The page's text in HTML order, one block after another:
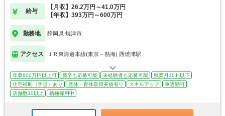
給与
【月収】26.2万円～41.0万円
【年収】393万円～600万円
勤務地 静岡県 焼津市
アクセス ＪＲ東海道本線(東京－熱海) 西焼津駅
年収600万円以上可 新卒も応募可能 未経験者も応募可能
残業月10ｈ以下
住宅補助（手当）あり
産休・育休取得実績有り スキルアップ
車通勤可
店舗数30以上
積極採用中